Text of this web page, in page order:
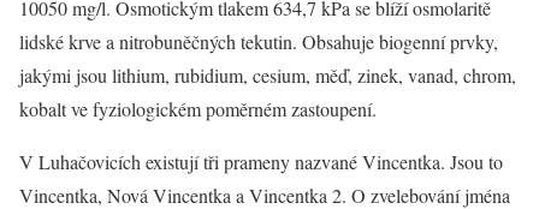
10050 mg/l. Osmotickým tlakem 634,7 kPa se blíží osmolaritě
lidské krve a nitrobuněčných tekutin. Obsahuje biogenní prvky,
jakými jsou lithium, rubidium, cesium, měď, zinek, vanad, chrom,
kobalt ve fyziologickém poměrném zastoupení.
V Luhačovicích existují tři prameny nazvané Vincentka. Jsou to
Vincentka, Nová Vincentka a Vincentka 2. O zvelebování jména